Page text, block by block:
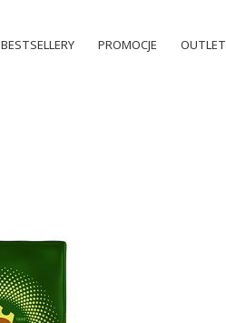
BESTSELLERY PROMOCJE OUTLET